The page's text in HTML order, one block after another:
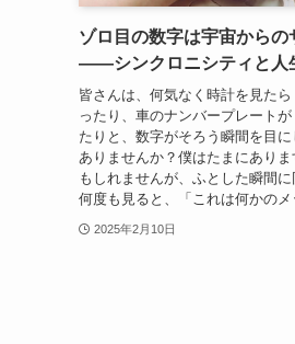
ゾロ目の数字は宇宙からの
——シンクロニシティと人
皆さんは、何気なく時計を見た
ったり、車のナンバープレートが
たりと、数字がそろう瞬間を目
ありませんか？僕はたまにあり
もしれませんが、ふとした瞬間
何度も見ると、「これは何かのメ
2025年2月10日